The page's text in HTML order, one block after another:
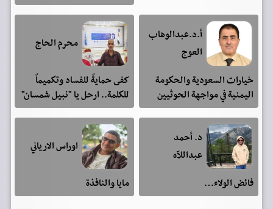
أ.د.عبدالوهاب
العوج
خيارات السعودية والحكومة
اليمنية في مواجهة الحوثيين
محرم الحاج
كفى حمايةً للفساد وتكميماً
للكلمة.. ارحل يا "نبيل شمسان"
د. أحمد
عبداللآه
فائض الولاء…
اوراس الارياني
مايا والنافذة